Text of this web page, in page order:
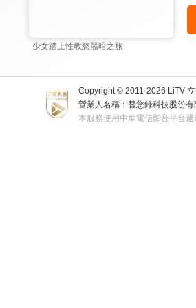
少女踏上性教慾黑暗之旅
Copyright © 2011-2026 LiTV
營業人名稱：替您錄科技股份有
本服務使用中華電信影音平台遞